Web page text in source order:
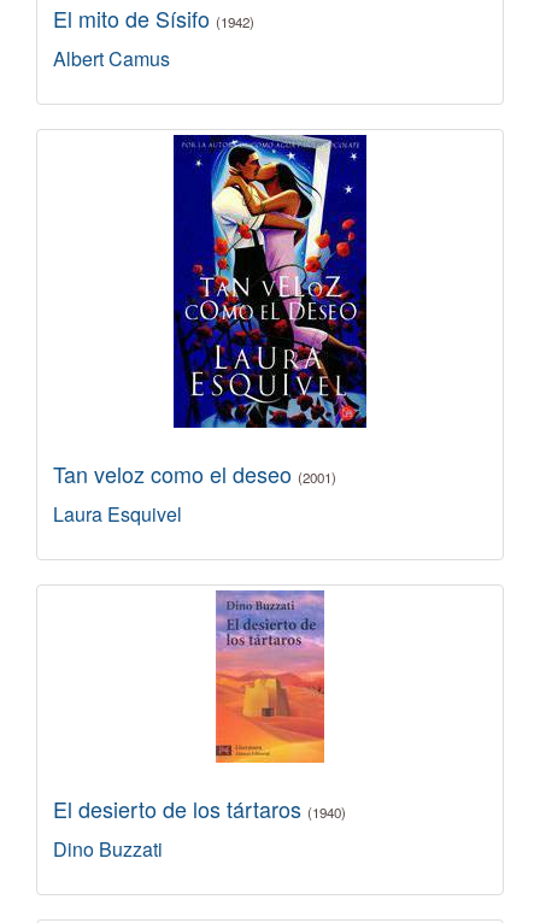
El mito de Sísifo (1942)
Albert Camus
Tan veloz como el deseo (2001)
Laura Esquivel
El desierto de los tártaros (1940)
Dino Buzzati